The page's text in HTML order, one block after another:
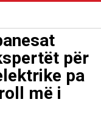
për
pa
më i